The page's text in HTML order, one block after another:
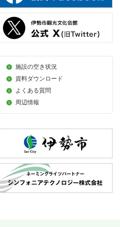
施設の空き状況
資料ダウンロード
よくある質問
周辺情報